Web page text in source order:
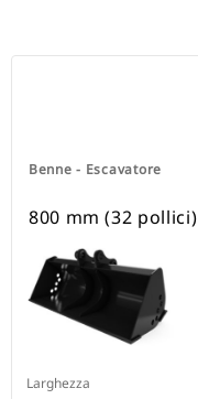
Benne - Escavatore
800 mm (32 pollici)
Larghezza